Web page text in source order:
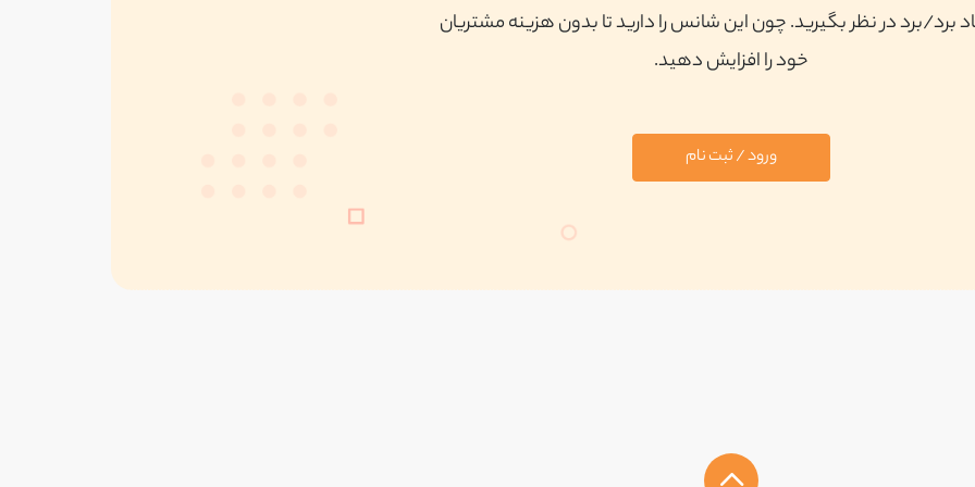
برد/برد در نظر بگیرید. چون این شانس را دارید تا بدون هزینه مشتریان
خود را افزایش دهید.
ورود / ثبت نام